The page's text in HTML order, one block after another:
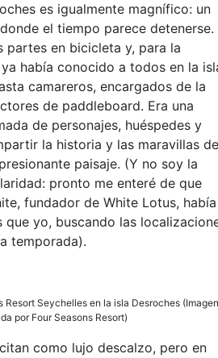
es igualmente magnífico: un
el tiempo parece detenerse.
partes en bicicleta y, para la
había conocido a todos en la
camareros, encargados de la
de paddleboard. Era una
de personajes, huéspedes y
la historia y las maravillas de
paisaje. (Y no soy la
pronto me enteré de que
fundador de White Lotus, había
yo, buscando las
temporada).
Resort Seychelles en la isla Desroches (Imagen
por Four Seasons Resort)
como lujo descalzo, pero en